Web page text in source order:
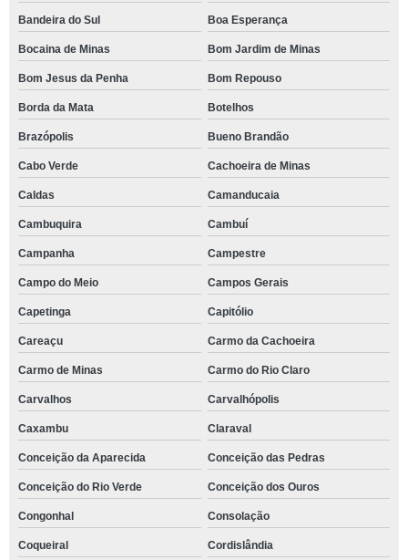
Bandeira do Sul Boa Esperança
Bocaina de Minas Bom Jardim de Minas
Bom Jesus da Penha Bom Repouso
Borda da Mata Botelhos
Brazópolis Bueno Brandão
Cabo Verde Cachoeira de Minas
Caldas Camanducaia
Cambuquira Cambuí
Campanha Campestre
Campo do Meio Campos Gerais
Capetinga Capitólio
Careaçu Carmo da Cachoeira
Carmo de Minas Carmo do Rio Claro
Carvalhos Carvalhópolis
Caxambu Claraval
Conceição da Aparecida Conceição das Pedras
Conceição do Rio Verde Conceição dos Ouros
Congonhal Consolação
Coqueiral Cordislândia